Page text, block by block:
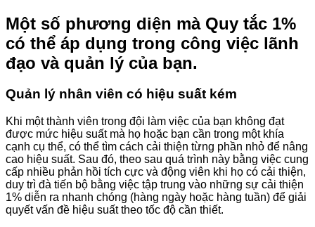
Một số phương diện mà Quy tắc 1%
có thể áp dụng trong công việc lãnh
đạo và quản lý của bạn.
Quản lý nhân viên có hiệu suất kém
Khi một thành viên trong đội làm việc của bạn không đạt
được mức hiệu suất mà họ hoặc bạn cần trong một khía
cạnh cụ thể, có thể tìm cách cải thiện từng phần nhỏ để nâng
cao hiệu suất. Sau đó, theo sau quá trình này bằng việc cung
cấp nhiều phản hồi tích cực và động viên khi họ có cải thiện,
duy trì đà tiến bộ bằng việc tập trung vào những sự cải thiện
1% diễn ra nhanh chóng (hàng ngày hoặc hàng tuần) để giải
quyết vấn đề hiệu suất theo tốc độ cần thiết.